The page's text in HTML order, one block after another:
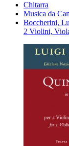
Chitarra
Musica da
Boccherini,
2 Violini,